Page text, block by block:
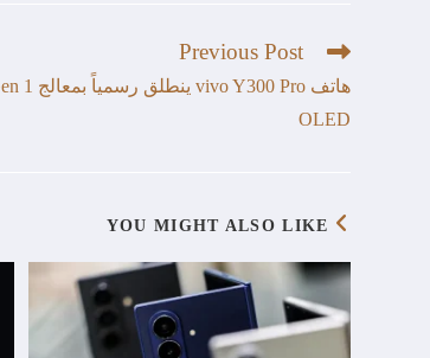
Previous Post
OLED
YOU MIGHT ALSO LIKE